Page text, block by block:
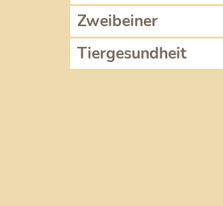
Zweibeiner
Tiergesundheit